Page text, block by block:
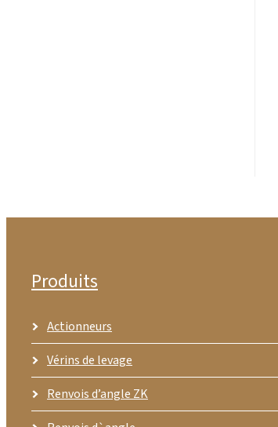
Produits
Actionneurs
Vérins de levage
Renvois d’angle ZK